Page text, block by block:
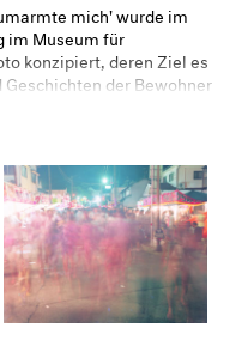
Suche
mich' wurde im
im Museum für
konzipiert, deren Ziel es
der Bewohner
die an mehr als 40 Orten
Bahnhof, einer leeren
Serie ist eine
und den Menschen in
bewegende und